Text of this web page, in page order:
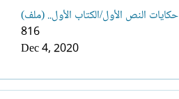
حكايات النص الأول/الكتاب الأول.. (ملف)
816
Dec 4, 2020